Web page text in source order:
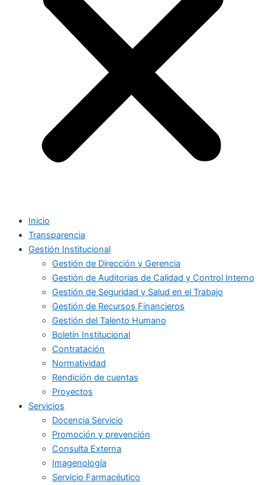
Inicio
Transparencia
Gestión Institucional
Gestión de Dirección y Gerencia
Gestión de Auditorias de Calidad y Control Interno
Gestión de Seguridad y Salud en el Trabajo
Gestión de Recursos Financieros
Gestión del Talento Humano
Boletín Institucional
Contratación
Normatividad
Rendición de cuentas
Proyectos
Servicios
Docencia Servicio
Promoción y prevención
Consulta Externa
Imagenología
Servicio Farmacéutico